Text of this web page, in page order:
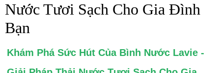
Nước Tươi Sạch Cho Gia Đình
Bạn
Khám Phá Sức Hút Của Bình Nước Lavie -